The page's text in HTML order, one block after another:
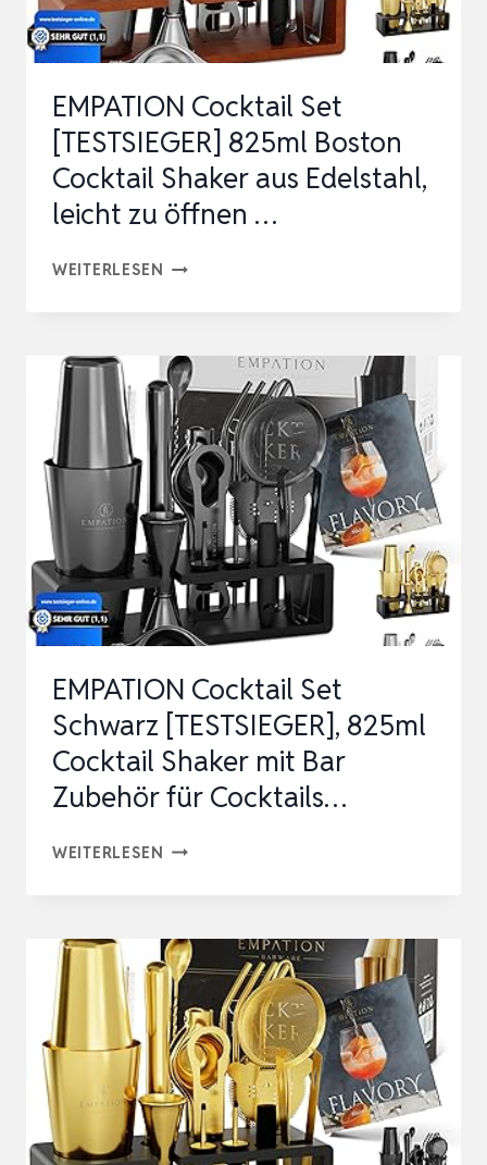
LEICHT
ZU
…
EMPATION Cocktail Set
[TESTSIEGER] 825ml Boston
Cocktail Shaker aus Edelstahl,
leicht zu öffnen …
WEITERLESEN EMPATION
[TESTSIEGER]
825ML
BOSTON
COCKTAIL
SHAKER
AUS
EDELSTAHL,
LEICHT
ZU
…
EMPATION Cocktail Set
Schwarz [TESTSIEGER], 825ml
Cocktail Shaker mit Bar
Zubehör für Cocktails…
WEITERLESEN EMPATION
SCHWARZ
[TESTSIEGER],
825ML
COCKTAIL
SHAKER
MIT
BAR